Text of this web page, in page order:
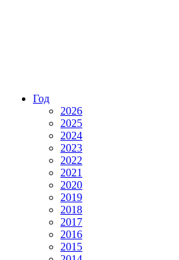
Год
2026
2025
2024
2023
2022
2021
2020
2019
2018
2017
2016
2015